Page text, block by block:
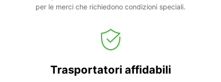
per le merci che richiedono condizioni speciali.
Trasportatori affidabili